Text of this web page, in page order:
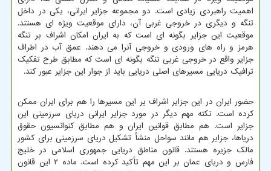
اهمیت راهبردی زیادی است. دو مجموعه جزایر ایرانی، یکی در داخل
تنگه و دیگری در خروجی غربی آن، دارای موقعیت ویژه ای هستند.
موقعیت این جزایر بگونه ای است که به ایران امکان اشراف بر تنگه
هرمز و راه های ورودی و خروجی آنرا می دهند. عمق آب در اطراف
جزایر واقع در خروجی غربی تنگه بگونه ای است که مطابق طرح تفکیک
ترافیک دریایی مسیرهای اصلی دریایی باید از جوار این جزایر عبور کند.
حضور ایران در این جزایر اشراف بر این مسیرها را هم برای ایران ممکن
کرده است. نکته مهم دیگر در مورد جزایر ایرانی دریای سرزمینی این
جزایر است. هم مطابق قوانین ایران و هم مطابق کنوانسیون حقوق
دریاها، جزایر هم مانند سواحل منشأ تشکیل دریای سرزمینی برای کشور
مالک جزیره هستند. قانون مناطق دریایی جمهوری اسلامی در خلیج
فارس و دریای عمان بر این مهم تأکید کرده است. ماده ۲ این قانون